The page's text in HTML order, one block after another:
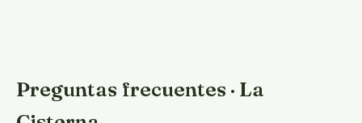
Preguntas frecuentes · La